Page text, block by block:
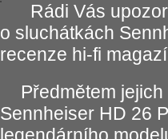
Rádi Vás
o sluchátkách
recenze hi-fi
Předmětem
Sennheiser HD 26